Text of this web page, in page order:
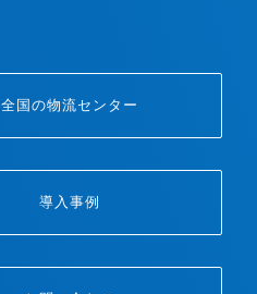
全国の物流センター
導入事例